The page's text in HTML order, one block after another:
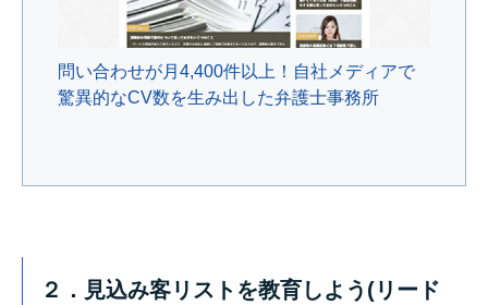
問い合わせが月4,400件以上！自社メディアで
驚異的なCV数を生み出した弁護士事務所
２．見込み客リストを教育しよう(リード